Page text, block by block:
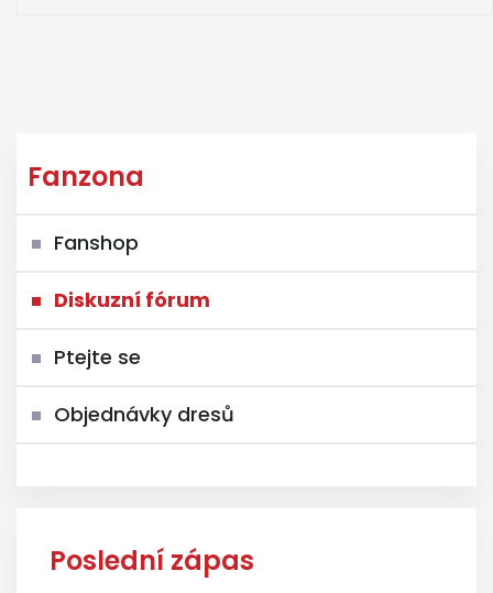
Fanzona
Fanshop
Diskuzní fórum
Ptejte se
Objednávky dresů
Poslední zápas